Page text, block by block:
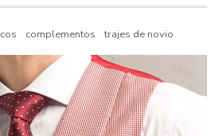
complementos trajes de novio